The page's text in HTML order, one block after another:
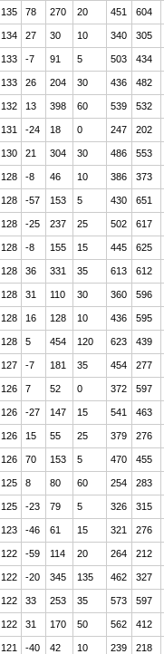
135 78 270 20 451 604
134 27 30 10 340 305
133 -7 91 5 503 434
133 26 204 30 436 482
132 13 398 60 539 532
131 -24 18 0 247 202
130 21 304 30 486 553
128 -8 46 10 386 373
128 -57 153 5 430 651
128 -25 237 25 502 617
128 -8 155 15 445 625
128 36 331 35 613 612
128 31 110 30 360 596
128 16 128 10 436 595
128 5 454 120 623 439
127 -7 181 35 454 277
126 7 52 0 372 597
126 -27 147 15 541 463
126 15 55 25 379 276
126 70 153 5 470 455
125 8 80 60 254 283
125 -23 79 5 326 315
123 -46 61 15 321 276
122 -59 114 20 264 212
122 -20 345 135 462 327
122 33 253 35 573 597
122 31 170 50 562 412
121 -40 42 10 239 218